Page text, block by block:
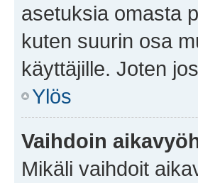
asetuksia omasta
kuten suurin osa
käyttäjille. Joten
Ylös
Vaihdoin
Mikäli vaihdoit